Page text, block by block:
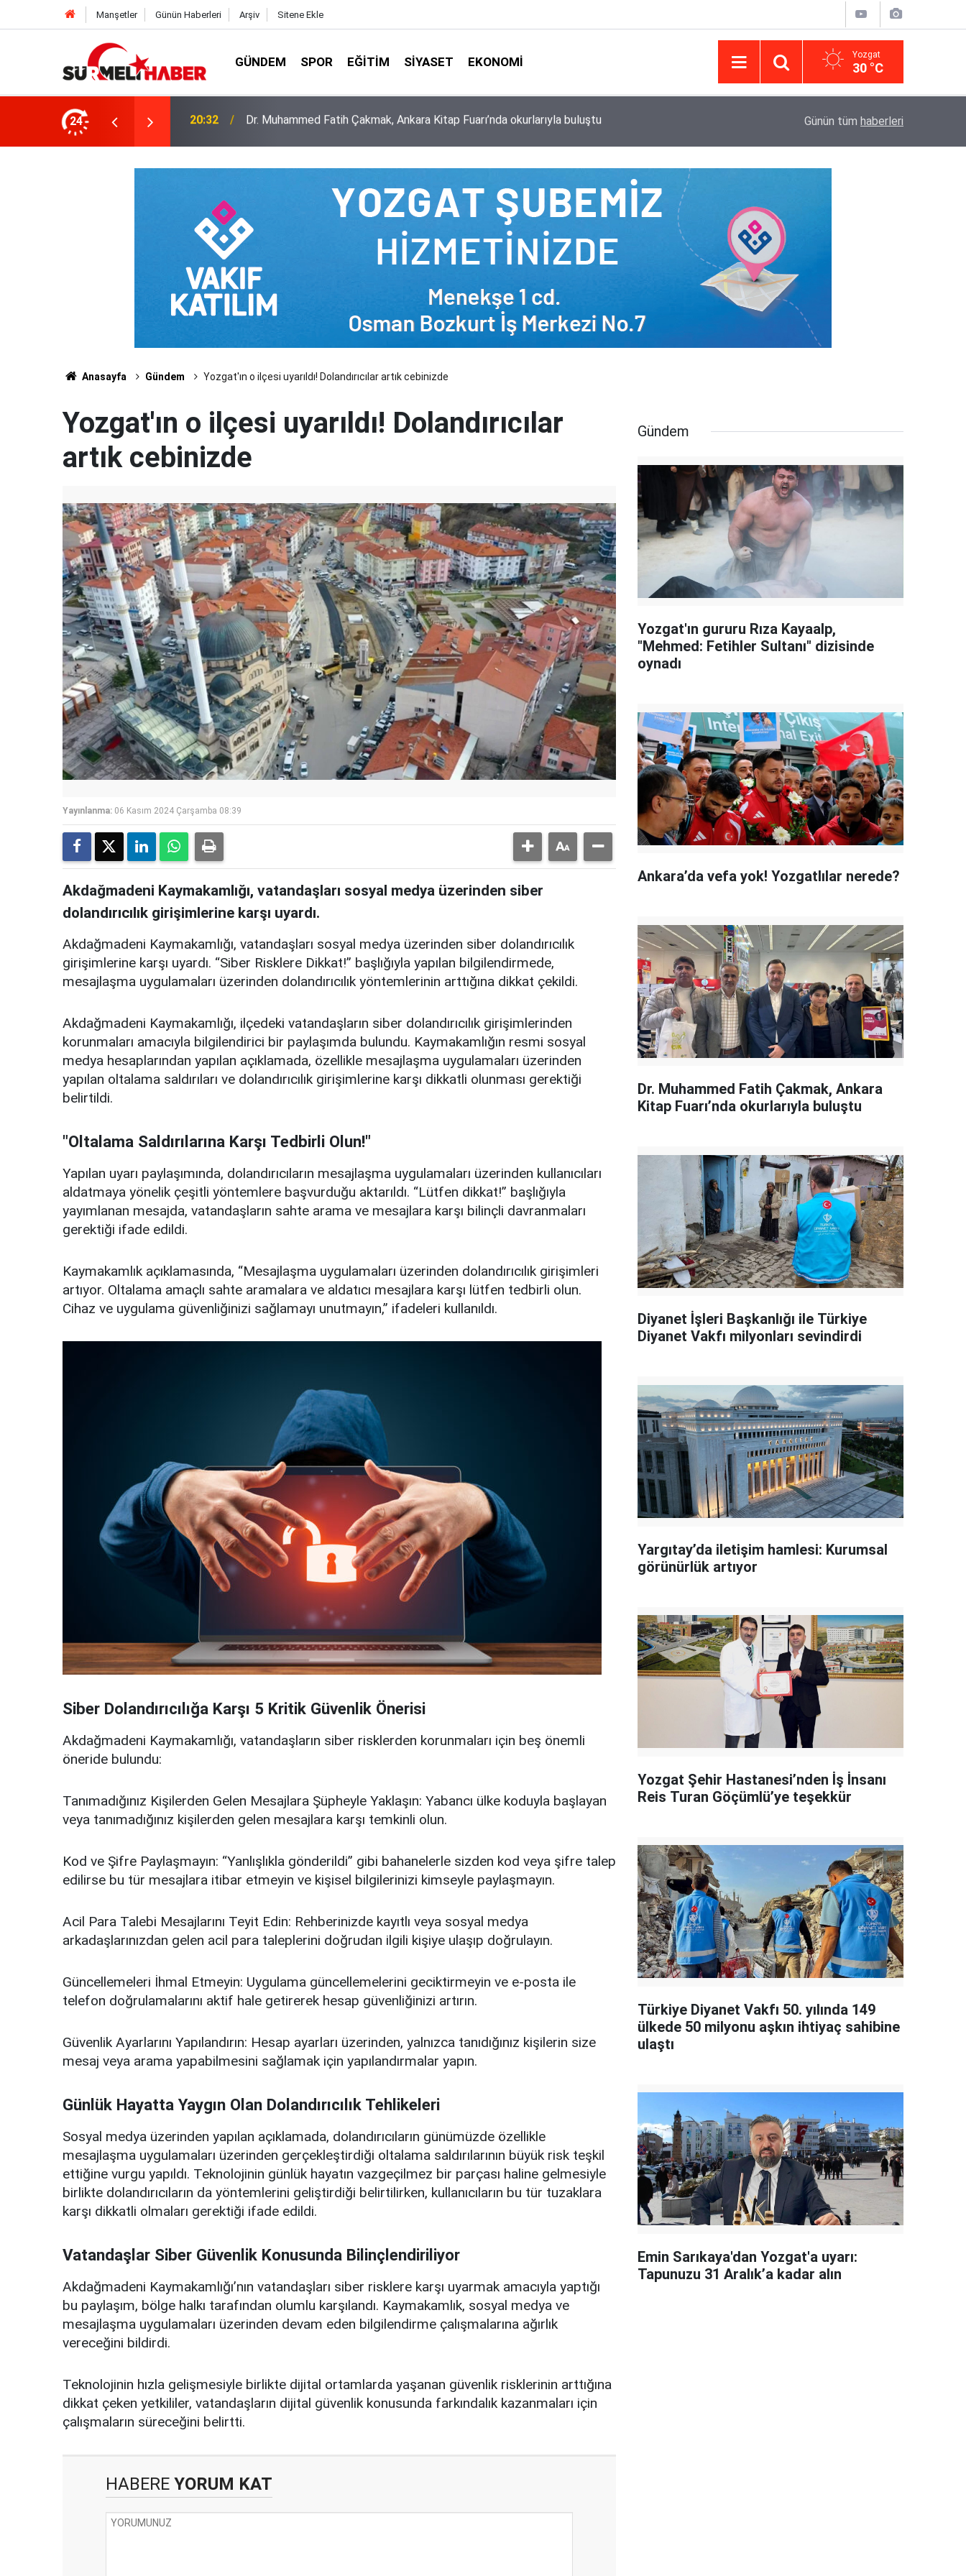
Manşetler Günün Haberleri Arşiv Sitene Ekle
GÜNDEM SPOR EĞITIM SIYASET EKONOMI Yozgat
30 °C
24
okurlarıyla buluştu 14:52 Diyanet İşleri Başkanlığı ile Türkiye Diyanet Vakfı milyonları sevindirdi Yargıtay’da iletişim hamlesi: Kurumsal
Günün tüm haberleri
Anasayfa Gündem Yozgat'ın o ilçesi uyarıldı! Dolandırıcılar artık cebinizde
Yozgat'ın o ilçesi uyarıldı! Dolandırıcılar
artık cebinizde
Yayınlanma: 06 Kasım 2024 Çarşamba 08:39
Akdağmadeni Kaymakamlığı, vatandaşları sosyal medya üzerinden siber
dolandırıcılık girişimlerine karşı uyardı.
Akdağmadeni Kaymakamlığı, vatandaşları sosyal medya üzerinden siber dolandırıcılık
girişimlerine karşı uyardı. “Siber Risklere Dikkat!” başlığıyla yapılan bilgilendirmede,
mesajlaşma uygulamaları üzerinden dolandırıcılık yöntemlerinin arttığına dikkat çekildi.
Akdağmadeni Kaymakamlığı, ilçedeki vatandaşların siber dolandırıcılık girişimlerinden
korunmaları amacıyla bilgilendirici bir paylaşımda bulundu. Kaymakamlığın resmi sosyal
medya hesaplarından yapılan açıklamada, özellikle mesajlaşma uygulamaları üzerinden
yapılan oltalama saldırıları ve dolandırıcılık girişimlerine karşı dikkatli olunması gerektiği
belirtildi.
"Oltalama Saldırılarına Karşı Tedbirli Olun!"
Yapılan uyarı paylaşımında, dolandırıcıların mesajlaşma uygulamaları üzerinden kullanıcıları
aldatmaya yönelik çeşitli yöntemlere başvurduğu aktarıldı. “Lütfen dikkat!” başlığıyla
yayımlanan mesajda, vatandaşların sahte arama ve mesajlara karşı bilinçli davranmaları
gerektiği ifade edildi.
Kaymakamlık açıklamasında, “Mesajlaşma uygulamaları üzerinden dolandırıcılık girişimleri
artıyor. Oltalama amaçlı sahte aramalara ve aldatıcı mesajlara karşı lütfen tedbirli olun.
Cihaz ve uygulama güvenliğinizi sağlamayı unutmayın,” ifadeleri kullanıldı.
Siber Dolandırıcılığa Karşı 5 Kritik Güvenlik Önerisi
Akdağmadeni Kaymakamlığı, vatandaşların siber risklerden korunmaları için beş önemli
öneride bulundu:
Tanımadığınız Kişilerden Gelen Mesajlara Şüpheyle Yaklaşın: Yabancı ülke koduyla başlayan
veya tanımadığınız kişilerden gelen mesajlara karşı temkinli olun.
Kod ve Şifre Paylaşmayın: “Yanlışlıkla gönderildi” gibi bahanelerle sizden kod veya şifre talep
edilirse bu tür mesajlara itibar etmeyin ve kişisel bilgilerinizi kimseyle paylaşmayın.
Acil Para Talebi Mesajlarını Teyit Edin: Rehberinizde kayıtlı veya sosyal medya
arkadaşlarınızdan gelen acil para taleplerini doğrudan ilgili kişiye ulaşıp doğrulayın.
Güncellemeleri İhmal Etmeyin: Uygulama güncellemelerini geciktirmeyin ve e-posta ile
telefon doğrulamalarını aktif hale getirerek hesap güvenliğinizi artırın.
Güvenlik Ayarlarını Yapılandırın: Hesap ayarları üzerinden, yalnızca tanıdığınız kişilerin size
mesaj veya arama yapabilmesini sağlamak için yapılandırmalar yapın.
Günlük Hayatta Yaygın Olan Dolandırıcılık Tehlikeleri
Sosyal medya üzerinden yapılan açıklamada, dolandırıcıların günümüzde özellikle
mesajlaşma uygulamaları üzerinden gerçekleştirdiği oltalama saldırılarının büyük risk teşkil
ettiğine vurgu yapıldı. Teknolojinin günlük hayatın vazgeçilmez bir parçası haline gelmesiyle
birlikte dolandırıcıların da yöntemlerini geliştirdiği belirtilirken, kullanıcıların bu tür tuzaklara
karşı dikkatli olmaları gerektiği ifade edildi.
Vatandaşlar Siber Güvenlik Konusunda Bilinçlendiriliyor
Akdağmadeni Kaymakamlığı’nın vatandaşları siber risklere karşı uyarmak amacıyla yaptığı
bu paylaşım, bölge halkı tarafından olumlu karşılandı. Kaymakamlık, sosyal medya ve
mesajlaşma uygulamaları üzerinden devam eden bilgilendirme çalışmalarına ağırlık
vereceğini bildirdi.
Teknolojinin hızla gelişmesiyle birlikte dijital ortamlarda yaşanan güvenlik risklerinin arttığına
dikkat çeken yetkililer, vatandaşların dijital güvenlik konusunda farkındalık kazanmaları için
çalışmaların süreceğini belirtti.
HABERE YORUM KAT
Gündem
Yozgat'ın gururu Rıza Kayaalp,
"Mehmed: Fetihler Sultanı" dizisinde
oynadı
Ankara’da vefa yok! Yozgatlılar nerede?
Dr. Muhammed Fatih Çakmak, Ankara
Kitap Fuarı’nda okurlarıyla buluştu
Diyanet İşleri Başkanlığı ile Türkiye
Diyanet Vakfı milyonları sevindirdi
Yargıtay’da iletişim hamlesi: Kurumsal
görünürlük artıyor
Yozgat Şehir Hastanesi’nden İş İnsanı
Reis Turan Göçümlü’ye teşekkür
Türkiye Diyanet Vakfı 50. yılında 149
ülkede 50 milyonu aşkın ihtiyaç sahibine
ulaştı
Emin Sarıkaya'dan Yozgat'a uyarı:
Tapunuzu 31 Aralık’a kadar alın